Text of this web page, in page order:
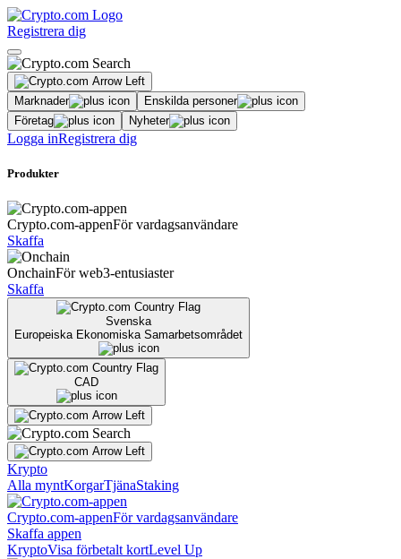
Registrera dig
Marknader
Enskilda personer
Företag
Nyheter
Logga inRegistrera dig
Produkter
Crypto.com-appenFör vardagsanvändare
Skaffa
OnchainFör web3-entusiaster
Skaffa
Svenska
Europeiska Ekonomiska Samarbetsområdet
CAD
Krypto
Alla myntKorgarTjänaStaking
Crypto.com-appenFör vardagsanvändare
Skaffa appen
KryptoVisa förbetalt kortLevel Up